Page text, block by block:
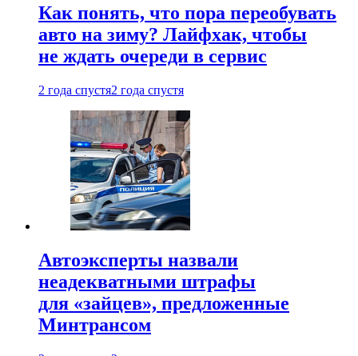
Как понять, что пора переобувать
авто на зиму? Лайфхак, чтобы
не ждать очереди в сервис
2 года спустя2 года спустя
Автоэксперты назвали
неадекватными штрафы
для «зайцев», предложенные
Минтрансом